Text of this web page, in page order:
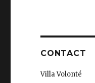
CONTACT
Villa Volonté